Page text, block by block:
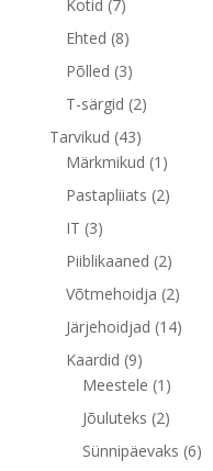
Kotid 7
toodet
Ehted 88
toodet
Põlled 33
toodet
T-särgid 22
Tarvikud 4343
toodet
Märkmikud 1 1
toode
Pastapliiats 22
IT 33
toodet
Piiblikaaned 22
toodet
Võtmehoidja 22
toodet
Järjehoidjad 1414
Kaardid 99
toodet
Meestele 1 1
toode
Jõuluteks 22
toodet
Sünnipäevaks 66